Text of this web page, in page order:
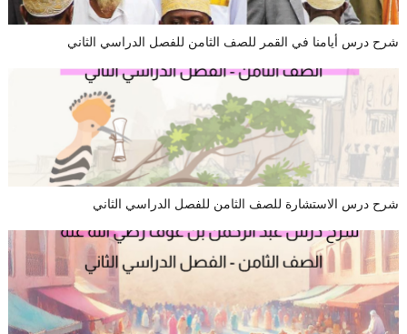
شرح درس أيامنا في القمر للصف الثامن للفصل الدراسي الثاني
شرح درس الاستشارة للصف الثامن للفصل الدراسي الثاني